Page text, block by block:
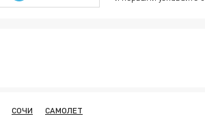
СОЧИ САМОЛЕТ